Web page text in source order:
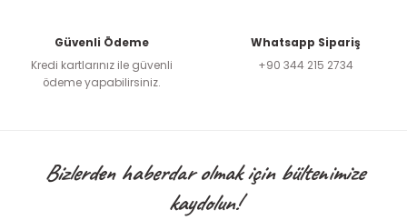
Güvenli Ödeme
Kredi kartlarınız ile güvenli
ödeme yapabilirsiniz.
Whatsapp Sipariş
+90 344 215 2734
Bizlerden haberdar olmak için bültenimize
kaydolun!